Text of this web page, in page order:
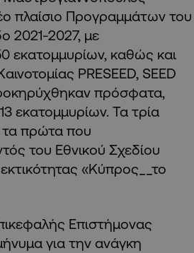
πλαίσιο Προγραμμάτων του
2021-2027, με
εκατομμυρίων, καθώς και
PRESEED, SEED
πρόσφατα,
εκατομμυρίων. Τα τρία
τα πρώτα που
του Εθνικού Σχεδίου
«Κύπρος__το
Επιστήμονας
για την ανάγκη